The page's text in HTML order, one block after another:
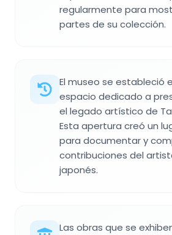
regularmente para
partes de su colección.
El museo se estableció
espacio dedicado a
el legado artístico de
Esta apertura creó un
para documentar y
contribuciones del
japonés.
Las obras que se